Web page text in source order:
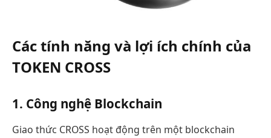
Các tính năng và lợi ích chính của
TOKEN CROSS
1. Công nghệ Blockchain
Giao thức CROSS hoạt động trên một blockchain